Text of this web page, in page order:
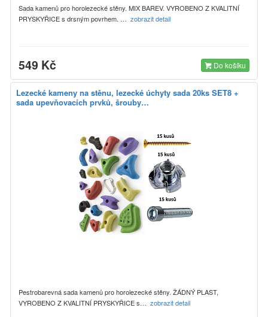
Sada kamenů pro horolezecké stěny. MIX BAREV. VYROBENO Z KVALITNÍ
PRYSKYŘICE s drsným povrhem. … zobrazit detail
549 Kč Do košíku
Lezecké kameny na stěnu, lezecké úchyty sada 20ks SET8 +
sada upevňovacích prvků, šrouby…
Pestrobarevná sada kamenů pro horolezecké stěny. ŽÁDNÝ PLAST,
VYROBENO Z KVALITNÍ PRYSKYŘICE s… zobrazit detail